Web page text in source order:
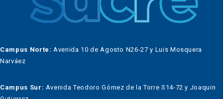
Campus Norte: Avenida 10 de Agosto N26-27 y Luis Mosquera
Narváez
Campus Sur: Avenida Teodoro Gómez de la Torre S14-72 y Joaquin